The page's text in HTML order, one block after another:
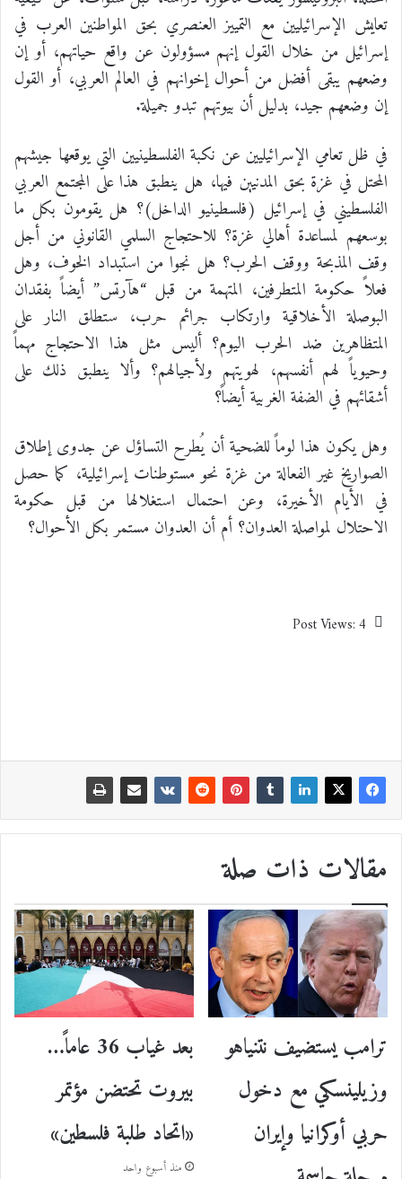
تعايش الإسرائيليين مع التمييز العنصري بحق المواطنين العرب في
إسرائيل من خلال القول إنهم مسؤولون عن واقع حياتهم، أو إن
وضعهم يبقى أفضل من أحوال إخوانهم في العالم العربي، أو القول
إن وضعهم جيد، بدليل أن بيوتهم تبدو جميلة.
في ظل تعامي الإسرائيليين عن نكبة الفلسطينيين التي يوقعها جيشهم
المحتل في غزة بحق المدنيين فيها، هل ينطبق هذا على المجتمع العربي
الفلسطيني في إسرائيل (فلسطينيو الداخل)؟ هل يقومون بكل ما
بوسعهم لمساعدة أهالي غزة؟ للاحتجاج السلمي القانوني من أجل
وقف المذبحة ووقف الحرب؟ هل نجوا من استبداد الخوف، وهل
فعلاً حكومة المتطرفين، المتهمة من قبل “هآرتس” أيضاً بفقدان
البوصلة الأخلاقية وارتكاب جرائم حرب، ستطلق النار على
المتظاهرين ضد الحرب اليوم؟ أليس مثل هذا الاحتجاج مهماً
وحيوياً لهم أنفسهم، لهويتهم ولأجيالهم؟ وألا ينطبق ذلك على
أشقائهم في الضفة الغربية أيضاً؟
وهل يكون هذا لوماً للضحية أن يُطرح التساؤل عن جدوى إطلاق
الصواريخ غير الفعالة من غزة نحو مستوطنات إسرائيلية، كما حصل
في الأيام الأخيرة، وعن احتمال استغلالها من قبل حكومة
الاحتلال لمواصلة العدوان؟ أم أن العدوان مستمر بكل الأحوال؟
Post Views:4
مقالات ذات صلة
ترامب يستضيف نتنياهو
وزيلينسكي مع دخول
حربي أوكرانيا وإيران
بعد غياب 36 عاماً…
بيروت تحتضن مؤتمر
«اتحاد طلبة فلسطين»
منذ أسبوع واحد